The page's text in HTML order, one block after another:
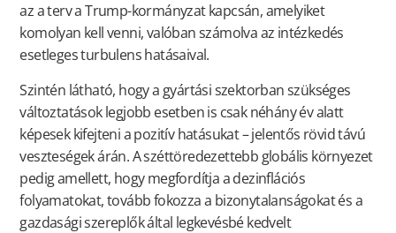
az a terv a Trump-kormányzat kapcsán, amelyiket
komolyan kell venni, valóban számolva az intézkedés
esetleges turbulens hatásaival.
Szintén látható, hogy a gyártási szektorban szükséges
változtatások legjobb esetben is csak néhány év alatt
képesek kifejteni a pozitív hatásukat – jelentős rövid távú
veszteségek árán. A széttöredezettebb globális környezet
pedig amellett, hogy megfordítja a dezinflációs
folyamatokat, tovább fokozza a bizonytalanságokat és a
gazdasági szereplők által legkevésbé kedvelt